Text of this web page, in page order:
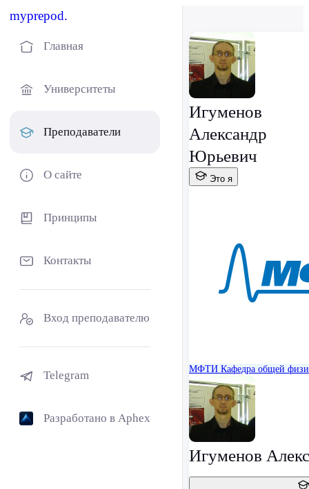
myprepod.
Главная
Университеты
Преподаватели
О сайте
Принципы
Контакты
Вход преподавателю
Telegram
Разработано в Aphex
Игуменов
Александр
Юрьевич
Это я
МФТИ Кафедра общей
Игуменов